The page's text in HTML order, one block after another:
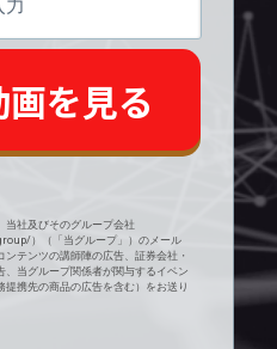
を見る
当社及びそのグループ会社
）（「当グループ」）のメール
ンテンツの講師陣の広告、証券会社・
当グループ関係者が関与するイベン
提携先の商品の広告を含む）をお送り